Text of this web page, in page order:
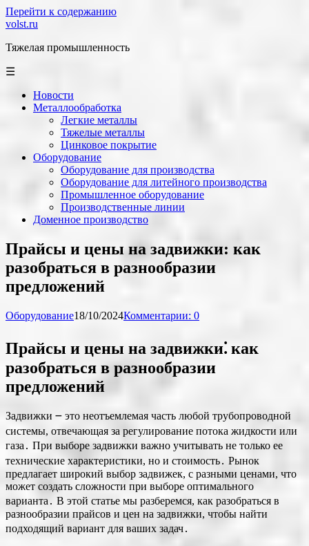
Перейти к содержанию
volst.ru
Тяжелая промышленность
☰
Новости
Металлообработка
Легкие металлы
Тяжелые металлы
Цинковое покрытие
Оборудование
Оборудование для производства
Оборудование для литейного производства
Промышленное оборудование
Производственные линии
Доменное производство
Прайсы и цены на задвижки: как
разобраться в разнообразии
предложений
Оборудование18/10/2024Комментарии: 0
Прайсы и цены на задвижки⁚ как
разобраться в разнообразии
предложений
Задвижки ౼ это неотъемлемая часть любой трубопроводной
системы, отвечающая за регулирование потока жидкости или
газа․ При выборе задвижки важно учитывать не только ее
технические характеристики, но и стоимость․ Рынок
предлагает широкий выбор задвижек, с разными ценами, что
может создать сложности при выборе оптимального
варианта․ В этой статье мы разберемся, как разобраться в
разнообразии прайсов и цен на задвижки, чтобы найти
подходящий вариант для ваших задач․